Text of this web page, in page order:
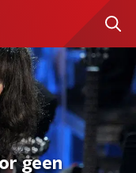
geen